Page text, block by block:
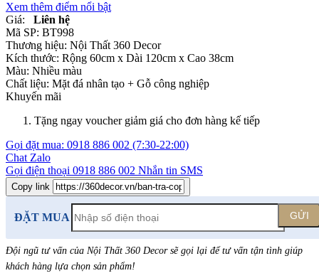
Xem thêm điểm nổi bật
Giá:
Liên hệ
Mã SP: BT998
Thương hiệu: Nội Thất 360 Decor
Kích thước: Rộng 60cm x Dài 120cm x Cao 38cm
Màu: Nhiều màu
Chất liệu: Mặt đá nhân tạo + Gỗ công nghiệp
Khuyến mãi
Tặng ngay voucher giảm giá cho đơn hàng kế tiếp
Gọi đặt mua: 0918 886 002 (7:30-22:00)
Chat Zalo
Gọi điện thoại 0918 886 002 Nhắn tin SMS
Copy link
ĐẶT MUA GỬI
Đội ngũ tư vấn của Nội Thất 360 Decor sẽ gọi lại để tư vấn tận tình giúp
khách hàng lựa chọn sản phẩm!